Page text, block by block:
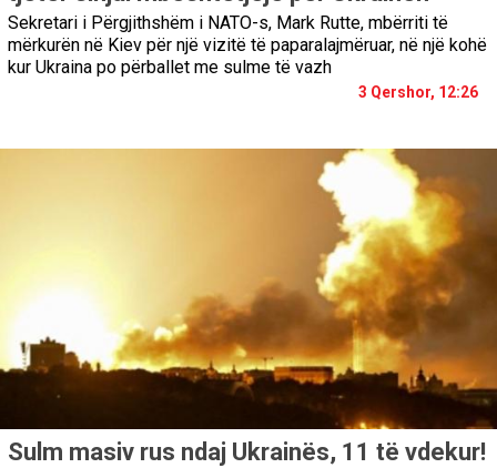
Sekretari i Përgjithshëm i NATO-s, Mark Rutte, mbërriti të
mërkurën në Kiev për një vizitë të paparalajmëruar, në një kohë
kur Ukraina po përballet me sulme të vazh
3 Qershor, 12:26
Sulm masiv rus ndaj Ukrainës, 11 të vdekur!